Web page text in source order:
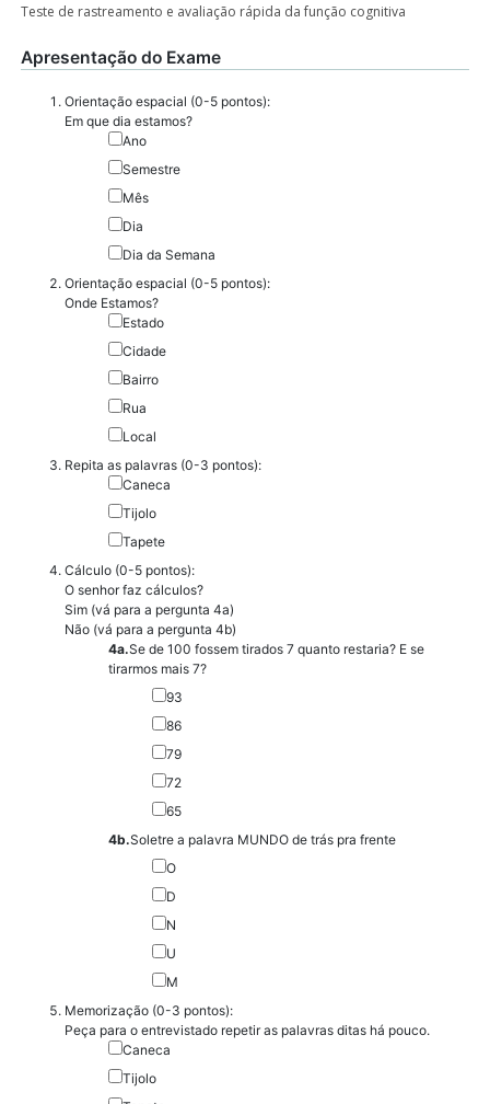
Teste de rastreamento e avaliação rápida da função cognitiva
Apresentação do Exame
Orientação espacial (0-5 pontos):
Em que dia estamos?
Ano
Semestre
Mês
Dia
Dia da Semana
Orientação espacial (0-5 pontos):
Onde Estamos?
Estado
Cidade
Bairro
Rua
Local
Repita as palavras (0-3 pontos):
Caneca
Tijolo
Tapete
Cálculo (0-5 pontos):
O senhor faz cálculos?
Sim (vá para a pergunta 4a)
Não (vá para a pergunta 4b)
4a.Se de 100 fossem tirados 7 quanto restaria? E se
tirarmos mais 7?
93
86
79
72
65
4b.Soletre a palavra MUNDO de trás pra frente
O
D
N
U
M
Memorização (0-3 pontos):
Peça para o entrevistado repetir as palavras ditas há pouco.
Caneca
Tijolo